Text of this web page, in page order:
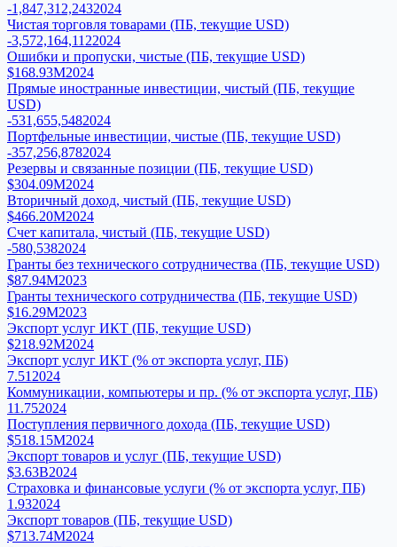
-1,847,312,2432024
Чистая торговля товарами (ПБ, текущие USD)
-3,572,164,1122024
Ошибки и пропуски, чистые (ПБ, текущие USD)
$168.93M2024
Прямые иностранные инвестиции, чистый (ПБ, текущие
USD)
-531,655,5482024
Портфельные инвестиции, чистые (ПБ, текущие USD)
-357,256,8782024
Резервы и связанные позиции (ПБ, текущие USD)
$304.09M2024
Вторичный доход, чистый (ПБ, текущие USD)
$466.20M2024
Счет капитала, чистый (ПБ, текущие USD)
-580,5382024
Гранты без технического сотрудничества (ПБ, текущие USD)
$87.94M2023
Гранты технического сотрудничества (ПБ, текущие USD)
$16.29M2023
Экспорт услуг ИКТ (ПБ, текущие USD)
$218.92M2024
Экспорт услуг ИКТ (% от экспорта услуг, ПБ)
7.51 2024
Коммуникации, компьютеры и пр. (% от экспорта услуг, ПБ)
11.752024
Поступления первичного дохода (ПБ, текущие USD)
$518.15M2024
Экспорт товаров и услуг (ПБ, текущие USD)
$3.63B2024
Страховка и финансовые услуги (% от экспорта услуг, ПБ)
1.932024
Экспорт товаров (ПБ, текущие USD)
$713.74M2024